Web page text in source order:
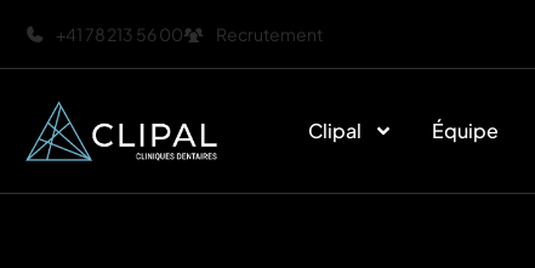
+41 78 213 56 00 Recrutement
Clipal Équipe